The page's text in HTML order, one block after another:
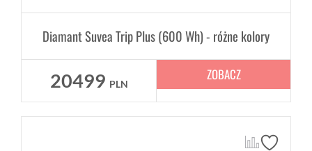
Diamant Suvea Trip Plus (600 Wh) - różne kolory
20499 PLN
ZOBACZ